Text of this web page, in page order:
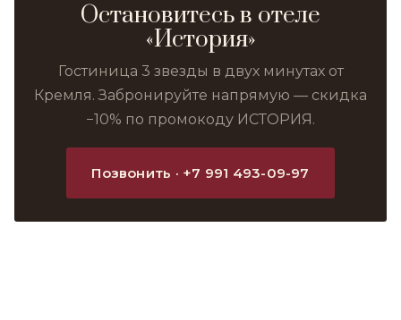
Остановитесь в отеле
«История»
Гостиница 3 звезды в двух минутах от
Кремля. Забронируйте напрямую — скидка
−10% по промокоду ИСТОРИЯ.
Позвонить · +7 991 493-09-97